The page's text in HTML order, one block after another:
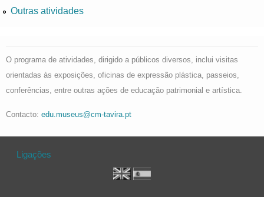
Outras atividades
O programa de atividades, dirigido a públicos diversos, inclui visitas
orientadas às exposições, oficinas de expressão plástica, passeios,
conferências, entre outras ações de educação patrimonial e artística.
Contacto: edu.museus@cm-tavira.pt
Ligações